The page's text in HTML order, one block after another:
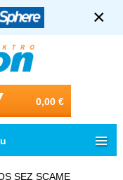
×
0,00 €
SEZ SCAME